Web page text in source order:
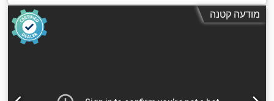
קירור:מים, אורך גל לייזר: 355 nm , תדירות כניסה:50 הרץ
, ציוד:
תא נהג, מודעה קטנה